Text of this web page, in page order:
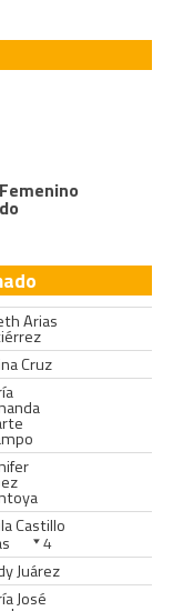
Arias
Cruz
Castillo
4
Juárez
José